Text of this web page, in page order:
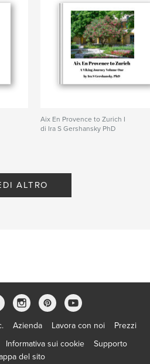
Aix En Provence to Zurich I
di Ira S Gershansky PhD
ALTRO
Azienda Lavora con noi
Prezzi
Informativa sui cookie
Supporto
del sito